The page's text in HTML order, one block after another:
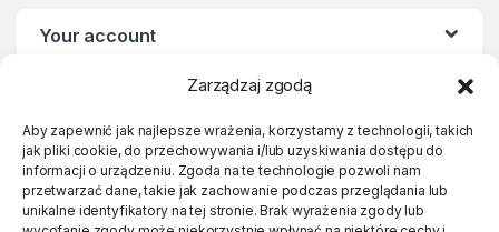
Zarządzaj zgodą
Aby zapewnić jak najlepsze wrażenia, korzystamy z technologii, takich
jak pliki cookie, do przechowywania i/lub uzyskiwania dostępu do
informacji o urządzeniu. Zgoda na te technologie pozwoli nam
przetwarzać dane, takie jak zachowanie podczas przeglądania lub
unikalne identyfikatory na tej stronie. Brak wyrażenia zgody lub
Your account
Links